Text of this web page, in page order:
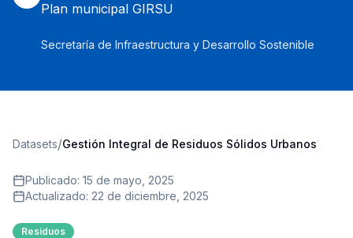
Plan municipal GIRSU
Secretaría de Infraestructura y Desarrollo Sostenible
Datasets/Gestión Integral de Residuos Sólidos Urbanos
Publicado: 15 de mayo, 2025
Actualizado: 22 de diciembre, 2025
Residuos